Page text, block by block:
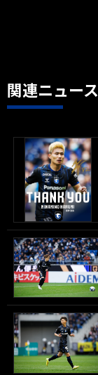
関連ニュース